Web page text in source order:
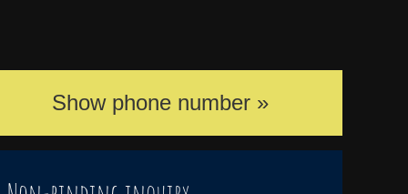
Show phone number
Call now!
+43 5246 6561